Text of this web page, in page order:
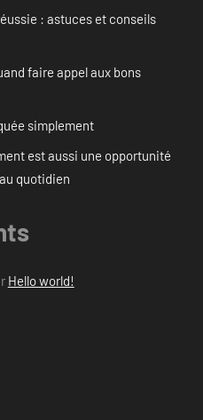
: astuces et conseils
faire appel aux bons
simplement
est aussi une opportunité
quotidien
Hello world!